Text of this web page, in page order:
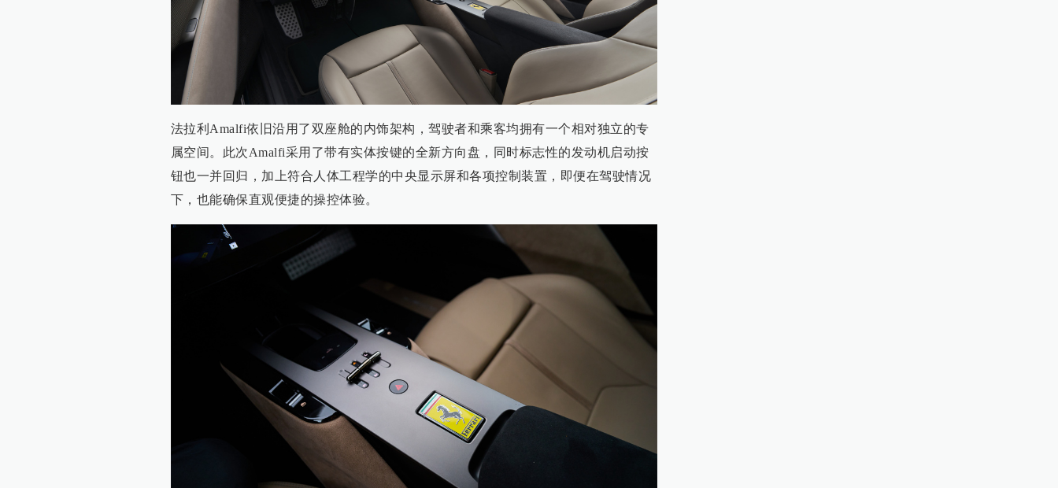
法拉利Amalfi依旧沿用了双座舱的内饰架构，驾驶者和乘客均拥有一个相对独立的专
属空间。此次Amalfi采用了带有实体按键的全新方向盘，同时标志性的发动机启动按
钮也一并回归，加上符合人体工程学的中央显示屏和各项控制装置，即便在驾驶情况
下，也能确保直观便捷的操控体验。